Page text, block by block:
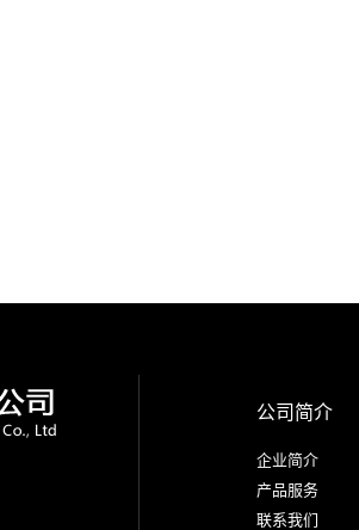
公司简介
企业简介
产品服务
联系我们